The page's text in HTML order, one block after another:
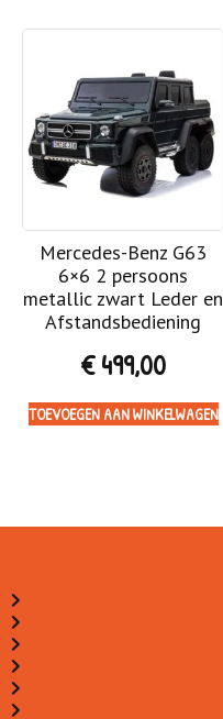
Mercedes-Benz G63
6×6 2 persoons
metallic zwart Leder en
Afstandsbediening
€499,00
TOEVOEGEN AAN WINKELWAGEN